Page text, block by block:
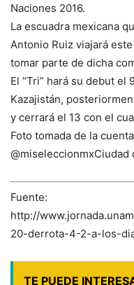
Naciones 2016.
La escuadra mexicana
Antonio Ruiz viajará
tomar parte de dicha
El “Tri” hará su debut
Kazajistán,
y cerrará el 13 con el
Foto tomada de la
@miseleccionmxCiudad
Fuente:
http://
20-derrota-4-2-a-los-
TE PUEDE